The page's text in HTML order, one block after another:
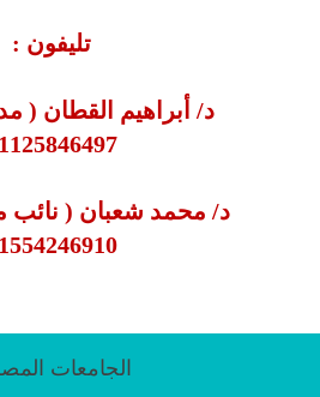
تليفون :
د/ أبراهيم القطان (
د/ محمد شعبان ( نائب
الجامعات